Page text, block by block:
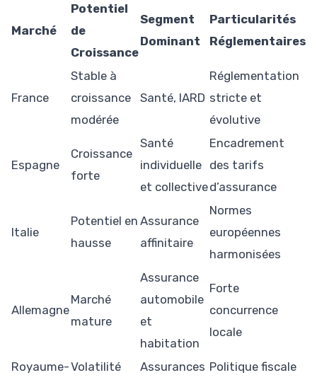
Marché
Potentiel
de
Croissance
Segment
Dominant
Particularités
Réglementaires
France
Stable à
croissance
modérée
Santé, IARD
Réglementation
stricte et
évolutive
Espagne
Croissance
forte
Santé
individuelle
et collective
Encadrement
des tarifs
d’assurance
Italie
Potentiel en
hausse
Assurance
affinitaire
Normes
européennes
harmonisées
Allemagne
Marché
mature
Assurance
automobile
et
habitation
Forte
concurrence
locale
Royaume-Volatilité
Assurances Politique fiscale